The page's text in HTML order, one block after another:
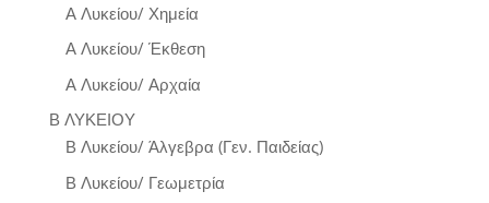
Α Λυκείου/ Χημεία
Α Λυκείου/ Έκθεση
Α Λυκείου/ Αρχαία
Β ΛΥΚΕΙΟΥ
Β Λυκείου/ Άλγεβρα (Γεν. Παιδείας)
Β Λυκείου/ Γεωμετρία